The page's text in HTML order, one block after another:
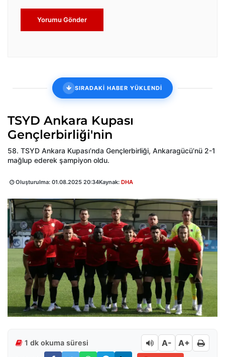
Yorumu Gönder
SIRADAKİ HABER YÜKLENDİ
TSYD Ankara Kupası
Gençlerbirliği'nin
58. TSYD Ankara Kupası’nda Gençlerbirliği, Ankaragücü’nü 2-1
mağlup ederek şampiyon oldu.
Oluşturulma: 01.08.2025 20:34Kaynak: DHA
1 dk okuma süresi A- A+